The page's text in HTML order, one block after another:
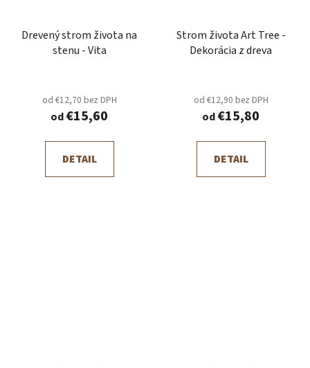
Drevený strom života na
stenu - Vita
od €12,70 bez DPH
od€15,60
DETAIL
Strom života Art Tree -
Dekorácia z dreva
od €12,90 bez DPH
od€15,80
DETAIL